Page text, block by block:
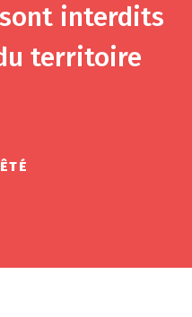
interdits
territoire